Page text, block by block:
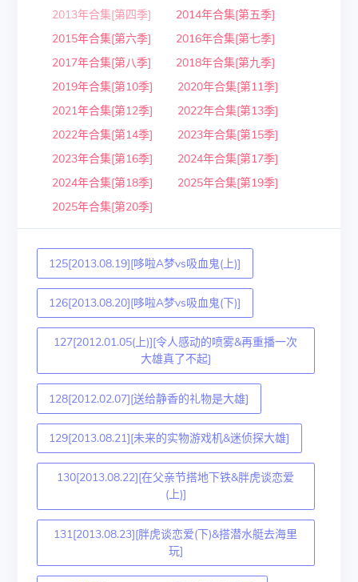
2013年合集[第四季]
2014年合集[第五季]
2015年合集[第六季]
2016年合集[第七季]
2017年合集[第八季]
2018年合集[第九季]
2019年合集[第10季]
2020年合集[第11季]
2021年合集[第12季]
2022年合集[第13季]
2022年合集[第14季]
2023年合集[第15季]
2023年合集[第16季]
2024年合集[第17季]
2024年合集[第18季]
2025年合集[第19季]
2025年合集[第20季]
125[2013.08.19][哆啦A梦vs吸血鬼(上)]
126[2013.08.20][哆啦A梦vs吸血鬼(下)]
127[2012.01.05(上)][令人感动的喷雾&再重播一次
大雄真了不起]
128[2012.02.07][送给静香的礼物是大雄]
129[2013.08.21][未来的实物游戏机&迷侦探大雄]
130[2013.08.22][在父亲节搭地下铁&胖虎谈恋爱
(上)]
131[2013.08.23][胖虎谈恋爱(下)&搭潜水艇去海里
玩]